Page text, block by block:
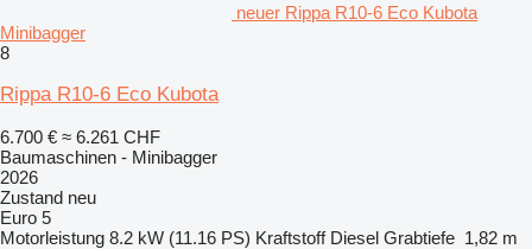
neuer Rippa R10-6 Eco Kubota
Minibagger
8
Rippa R10-6 Eco Kubota
6.700 € ≈ 6.261 CHF
Baumaschinen - Minibagger
2026
Zustand neu
Euro 5
Motorleistung 8.2 kW (11.16 PS) Kraftstoff Diesel Grabtiefe 1,82 m